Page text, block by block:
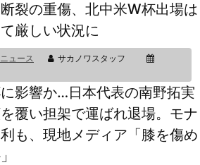
裂の重傷、北中米W杯出場は
厳しい状況に
ュース
サカノワスタッフ
影響か…日本代表の南野拓実
覆い担架で運ばれ退場。モナ
も、現地メディア「膝を傷め